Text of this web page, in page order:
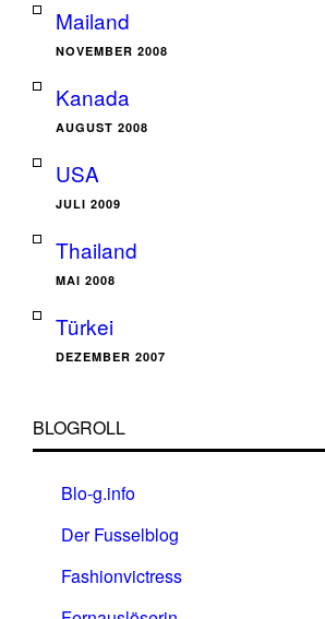
Mailand
NOVEMBER 2008
Kanada
AUGUST 2008
USA
JULI 2009
Thailand
MAI 2008
Türkei
DEZEMBER 2007
BLOGROLL
Blo-g.info
Der Fusselblog
Fashionvictress